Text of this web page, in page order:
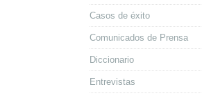
Casos de éxito
Comunicados de Prensa
Diccionario
Entrevistas